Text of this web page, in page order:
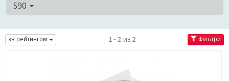
S90
за рейтингом 1 - 2 из 2 Фільтри